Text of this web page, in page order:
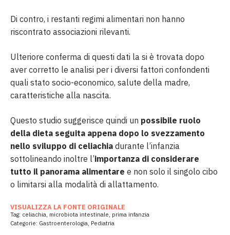
Di contro, i restanti regimi alimentari non hanno
riscontrato associazioni rilevanti.
Ulteriore conferma di questi dati la si è trovata dopo
aver corretto le analisi per i diversi fattori confondenti
quali stato socio-economico, salute della madre,
caratteristiche alla nascita.
Questo studio suggerisce quindi un possibile ruolo
della dieta seguita appena dopo lo svezzamento
nello sviluppo di celiachia durante l’infanzia
sottolineando inoltre l’importanza di considerare
tutto il panorama alimentare e non solo il singolo cibo
o limitarsi alla modalità di allattamento.
VISUALIZZA LA FONTE ORIGINALE
Tag: celiachia, microbiota intestinale, prima infanzia
Categorie: Gastroenterologia, Pediatria